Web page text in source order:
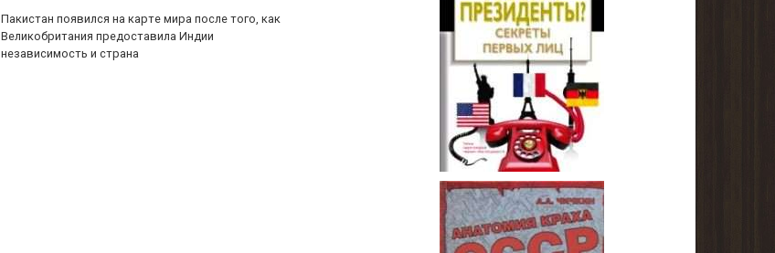
Пакистан появился на карте мира после того, как
Великобритания предоставила Индии
независимость и страна